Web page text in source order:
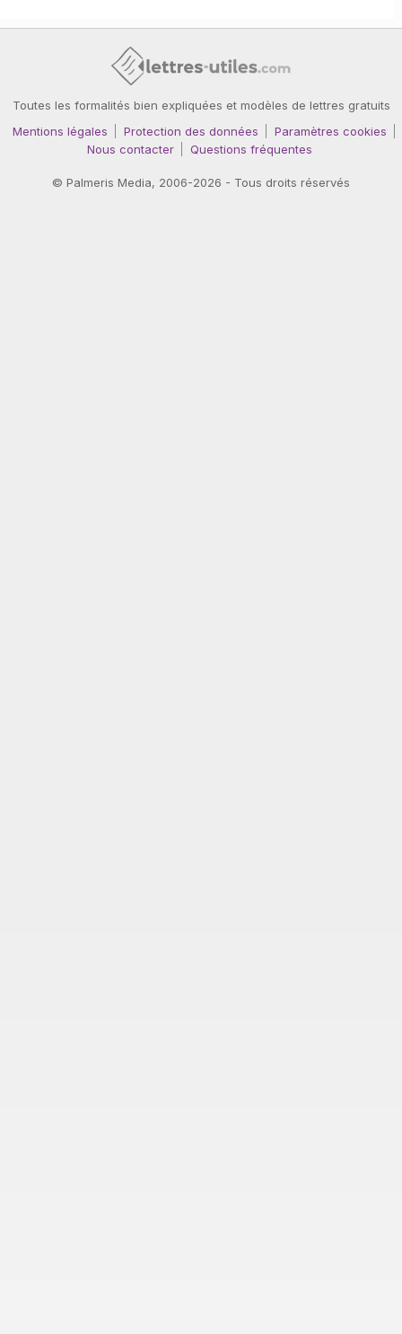
Toutes les formalités bien expliquées et modèles de lettres gratuits
Mentions légales
Protection des données
Paramètres cookies
Nous contacter
Questions fréquentes
© Palmeris Media, 2006-2026 - Tous droits réservés